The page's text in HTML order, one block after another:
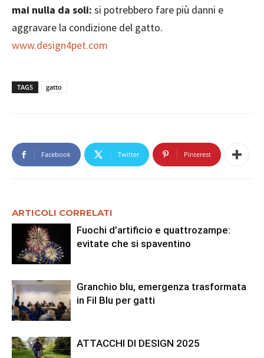
mai nulla da soli: si potrebbero fare più danni e
aggravare la condizione del gatto.
www.design4pet.com
TAGS gatto
Facebook Twitter Pinterest
ARTICOLI CORRELATI
Fuochi d’artificio e quattrozampe:
evitate che si spaventino
Granchio blu, emergenza trasformata
in Fil Blu per gatti
ATTACCHI DI DESIGN 2025